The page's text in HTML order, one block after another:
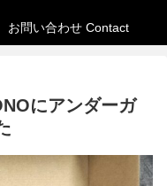
お問い合わせ Contact
にアンダーガ